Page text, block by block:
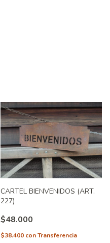
CARTEL BIENVENIDOS (ART.
227)
$48.000
$38.400 conTransferencia